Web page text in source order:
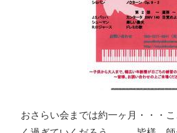
おさらい会までは約一ヶ月・・・